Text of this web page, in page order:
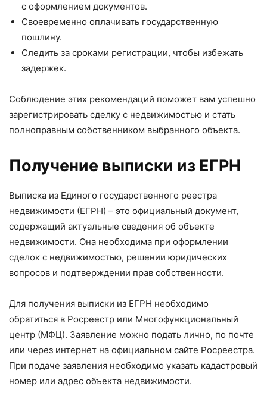
с оформлением документов.
Своевременно оплачивать государственную
пошлину.
Следить за сроками регистрации, чтобы избежать
задержек.
Соблюдение этих рекомендаций поможет вам успешно
зарегистрировать сделку с недвижимостью и стать
полноправным собственником выбранного объекта.
Получение выписки из ЕГРН
Выписка из Единого государственного реестра
недвижимости (ЕГРН) – это официальный документ,
содержащий актуальные сведения об объекте
недвижимости. Она необходима при оформлении
сделок с недвижимостью, решении юридических
вопросов и подтверждении прав собственности.
Для получения выписки из ЕГРН необходимо
обратиться в Росреестр или Многофункциональный
центр (МФЦ). Заявление можно подать лично, по почте
или через интернет на официальном сайте Росреестра.
При подаче заявления необходимо указать кадастровый
номер или адрес объекта недвижимости.